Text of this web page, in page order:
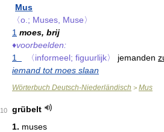
Mus
〈o.; Muses, Muse〉
1 moes, brij
♦voorbeelden:
1
〈informeel; figuurlijk〉 jemanden
iemand tot moes slaan
Wörterbuch Deutsch-Niederländisch > Mus
10
grübelt
1. muses